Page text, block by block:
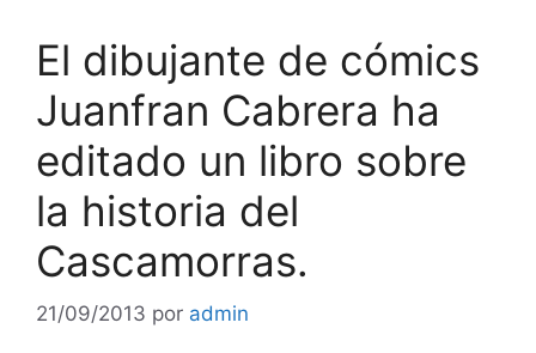
El dibujante de cómics
Juanfran Cabrera ha
editado un libro sobre
la historia del
Cascamorras.
21/09/2013 por admin